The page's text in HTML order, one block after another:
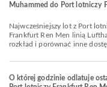
Muhammed do Port lotniczy
Najwcześniejszy lot z Port lotniczy Murtala Muhammed do Port lotniczy
Frankfurt Ren Men linią
rozkład i porównać inne
O której godzinie odlatuje